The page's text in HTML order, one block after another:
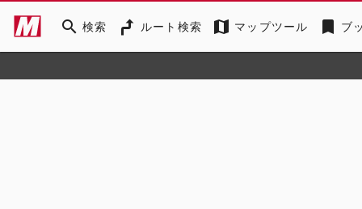
search 検索 ルート検索 map マップツール bookmark ブ